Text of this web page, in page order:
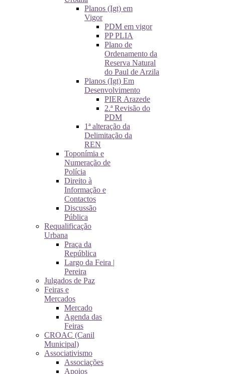
Planos (Igt) em
Vigor
PDM em vigor
PP PLIA
Plano de
Ordenamento da
Reserva Natural
do Paul de Arzila
Planos (Igt) Em
Desenvolvimento
PIER Arazede
2.ª Revisão do
PDM
1ª alteração da
Delimitação da
REN
Toponímia e
Numeração de
Polícia
Direito à
Informação e
Contactos
Discussão
Pública
Requalificação
Urbana
Praça da
República
Largo da Feira |
Pereira
Julgados de Paz
Feiras e
Mercados
Mercado
Agenda das
Feiras
CROAC (Canil
Municipal)
Associativismo
Associações
Apoios